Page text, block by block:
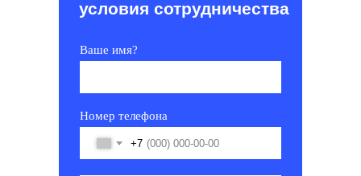
условия сотрудничества
Ваше имя?
Номер телефона
+7